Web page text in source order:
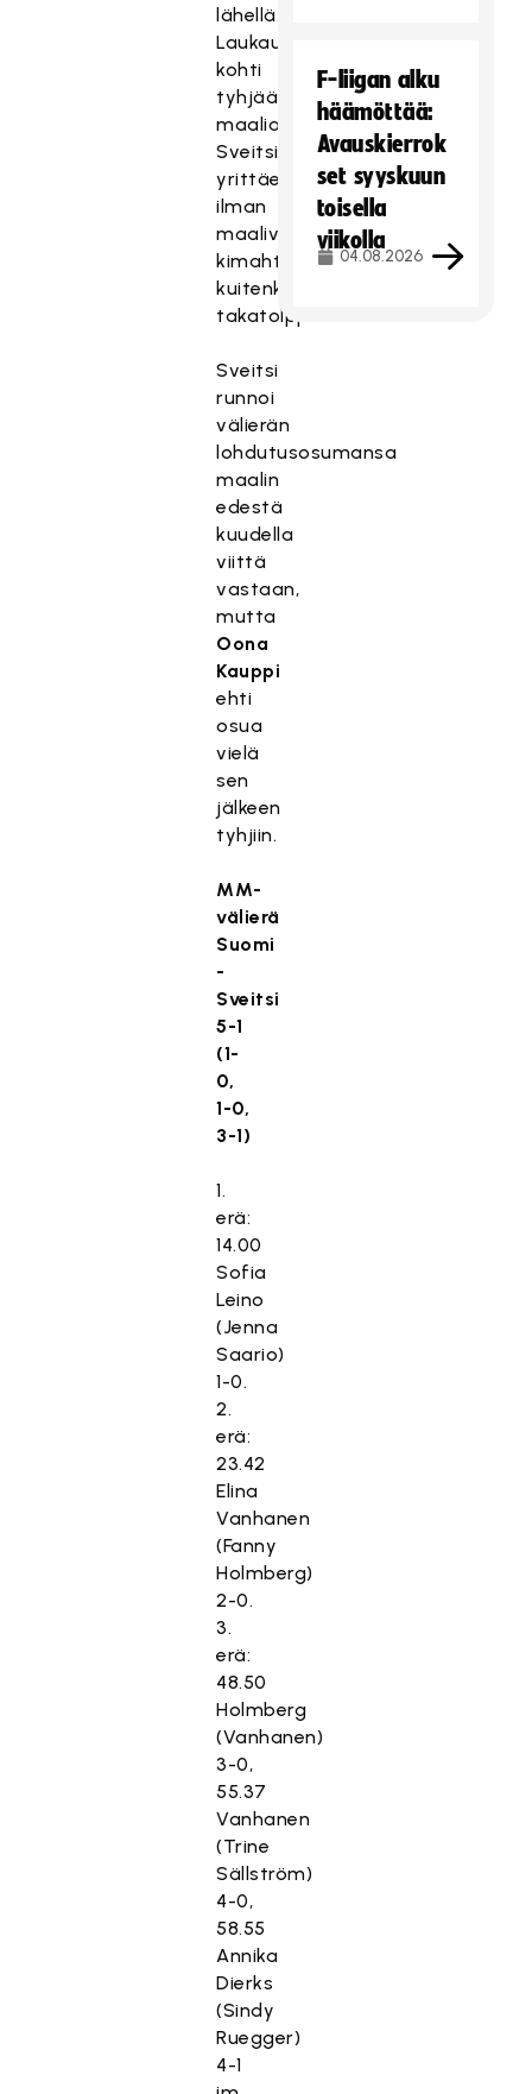
lähellä.
Laukaus
kohti
tyhjää
maalia
Sveitsin
yrittäessä
ilman
maalivahtia
kimahti
kuitenkin
takatolppaan.
Sveitsi
runnoi
välierän
lohdutusosumansa
maalin
edestä
kuudella
viittä
vastaan,
mutta
Oona
Kauppi
ehti
osua
vielä
sen
jälkeen
tyhjiin.
MM-
välierä
Suomi
-
Sveitsi
5-1
(1-
0,
1-0,
3-1)
1.
erä:
14.00
Sofia
Leino
(Jenna
Saario)
1-0.
2.
erä:
23.42
Elina
Vanhanen
(Fanny
Holmberg)
2-0.
3.
erä:
48.50
Holmberg
(Vanhanen)
3-0,
55.37
Vanhanen
(Trine
Sällström)
4-0,
58.55
Annika
Dierks
(Sindy
Ruegger)
4-1
F-liigan alku
häämöttää:
Avauskierrok
set syyskuun
toisella
viikolla
04.08.2026